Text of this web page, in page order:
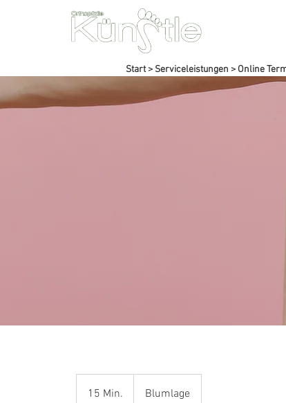
Start> Serviceleistungen > Online
15 Min. Blumlage